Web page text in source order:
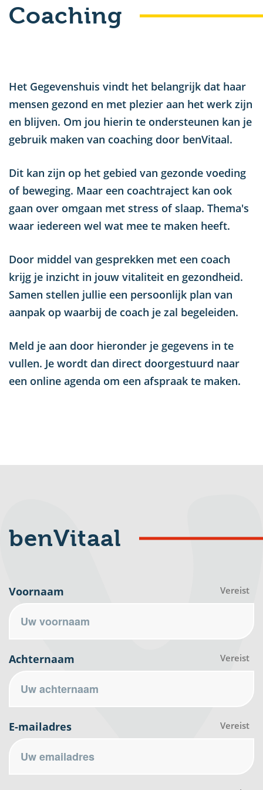
Coaching
Het Gegevenshuis vindt het belangrijk dat haar
mensen gezond en met plezier aan het werk zijn
en blijven. Om jou hierin te ondersteunen kan je
gebruik maken van coaching door benVitaal.
Dit kan zijn op het gebied van gezonde voeding
of beweging. Maar een coachtraject kan ook
gaan over omgaan met stress of slaap. Thema's
waar iedereen wel wat mee te maken heeft.
Door middel van gesprekken met een coach
krijg je inzicht in jouw vitaliteit en gezondheid.
Samen stellen jullie een persoonlijk plan van
aanpak op waarbij de coach je zal begeleiden.
Meld je aan door hieronder je gegevens in te
vullen. Je wordt dan direct doorgestuurd naar
een online agenda om een afspraak te maken.
benVitaal
Voornaam Vereist
Achternaam Vereist
E-mailadres Vereist